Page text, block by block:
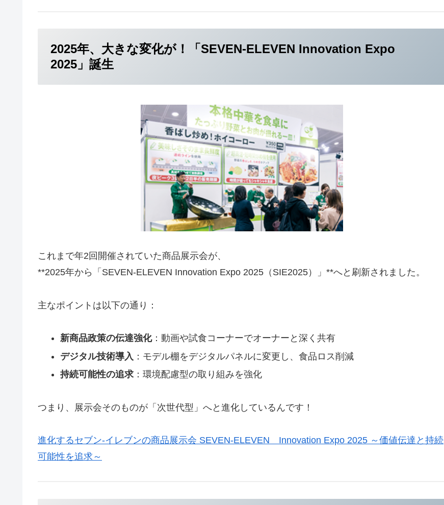
2025年、大きな変化が！「SEVEN-ELEVEN Innovation Expo
2025」誕生
これまで年2回開催されていた商品展示会が、
**2025年から「SEVEN-ELEVEN Innovation Expo 2025（SIE2025）」**へと刷新されました。
主なポイントは以下の通り：
新商品政策の伝達強化：動画や試食コーナーでオーナーと深く共有
デジタル技術導入 ：モデル棚をデジタルパネルに変更し、食品ロス削減
持続可能性の追求：環境配慮型の取り組みを強化
つまり、展示会そのものが「次世代型」へと進化しているんです！
進化するセブン‐イレブンの商品展示会 SEVEN‐ELEVEN Innovation Expo 2025 ～価値伝達と持続
可能性を追求～